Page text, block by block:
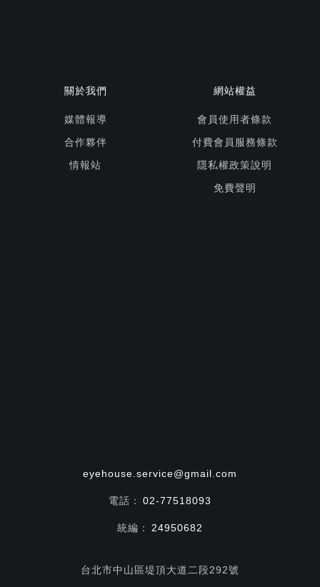
關於我們
媒體報導
合作夥伴
情報站
網站權益
會員使用者條款
付費會員服務條款
隱私權政策說明
免費聲明
eyehouse.service@gmail.com
電話： 02-77518093
統編： 24950682
台北市中山區堤頂大道二段292號